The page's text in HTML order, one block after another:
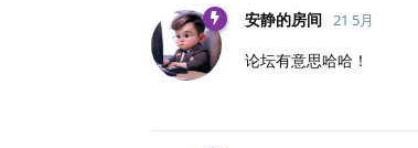
安静的房间 21 5月
论坛有意思哈哈！